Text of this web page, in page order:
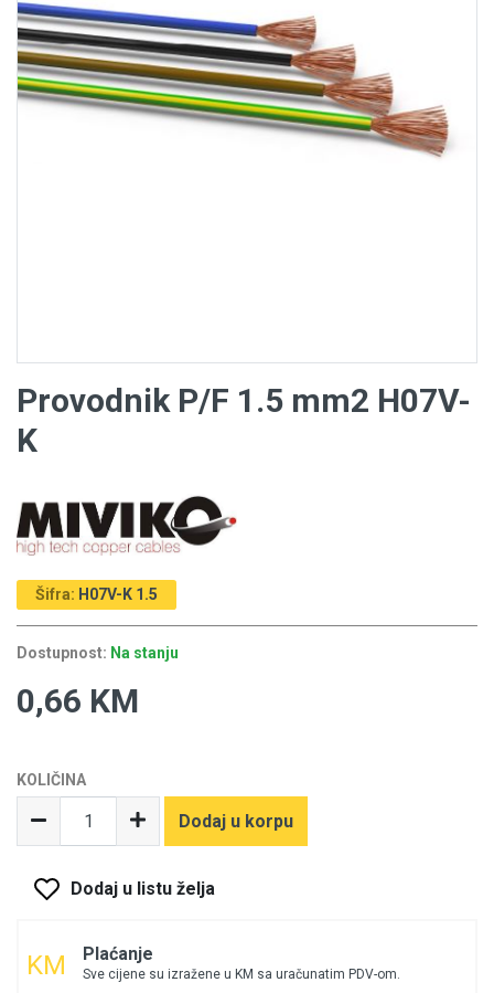
Provodnik P/F 1.5 mm2 H07V-
K
Šifra: H07V-K 1.5
Dostupnost: Na stanju
0,66 KM
KOLIČINA
Dodaj u korpu
Dodaj u listu želja
Plaćanje
Sve cijene su izražene u KM sa uračunatim PDV-om.